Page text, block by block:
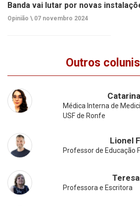
Banda vai lutar por novas
Opinião \ 07 novembro 2024
Outros
Médica Interna de
USF de Ronfe
Lionel
Professor de Educação
Professora e Escritora